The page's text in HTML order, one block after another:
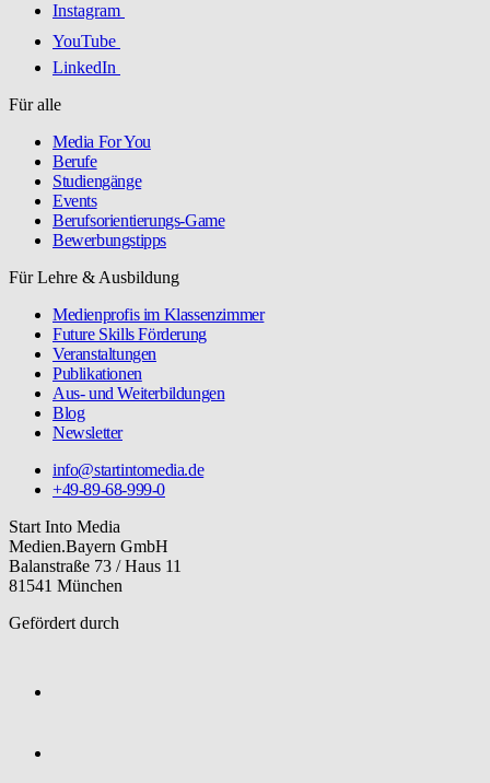
Instagram
YouTube
LinkedIn
Für alle
Media For You
Berufe
Studiengänge
Events
Berufsorientierungs-Game
Bewerbungstipps
Für Lehre & Ausbildung
Medienprofis im Klassenzimmer
Future Skills Förderung
Veranstaltungen
Publikationen
Aus- und Weiterbildungen
Blog
Newsletter
info@startintomedia.de
+49-89-68-999-0
Start Into Media
Medien.Bayern GmbH
Balanstraße 73 / Haus 11
81541 München
Gefördert durch